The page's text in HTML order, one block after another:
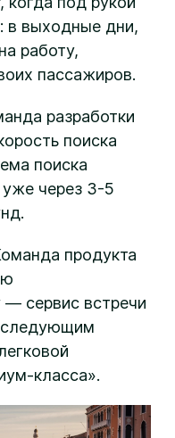
в выходные дни,
работу,
пассажиров.
разработки
поиска
поиска
уже через 3-5
продукта
сервис встречи
класса».